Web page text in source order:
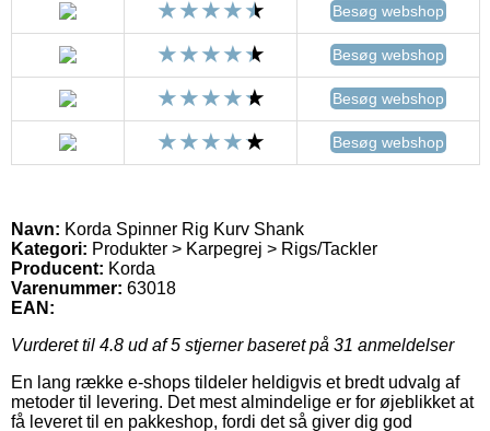
Besøg webshop
Besøg webshop
Besøg webshop
Besøg webshop
Navn: Korda Spinner Rig Kurv Shank
Kategori: Produkter > Karpegrej > Rigs/Tackler
Producent: Korda
Varenummer: 63018
EAN:
Vurderet til 4.8 ud af 5 stjerner baseret på 31 anmeldelser
En lang række e-shops tildeler heldigvis et bredt udvalg af
metoder til levering. Det mest almindelige er for øjeblikket at
få leveret til en pakkeshop, fordi det så giver dig god